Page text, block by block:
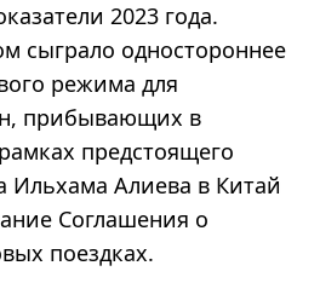
2023 года.
сыграло одностороннее
режима для
прибывающих в
предстоящего
Ильхама Алиева в Китай
Соглашения о
поездках.